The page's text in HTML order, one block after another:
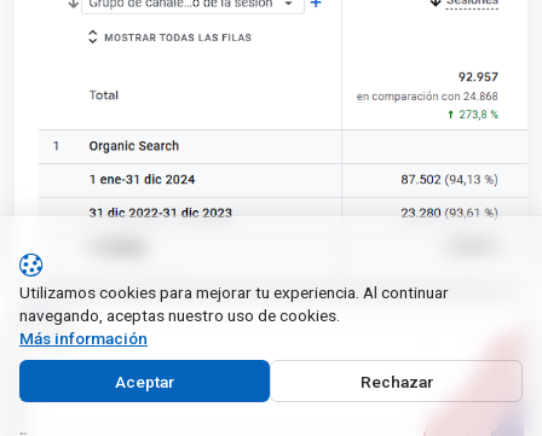
Utilizamos cookies para mejorar tu experiencia. Al continuar
navegando, aceptas nuestro uso de cookies.
Más información
Aceptar Rechazar